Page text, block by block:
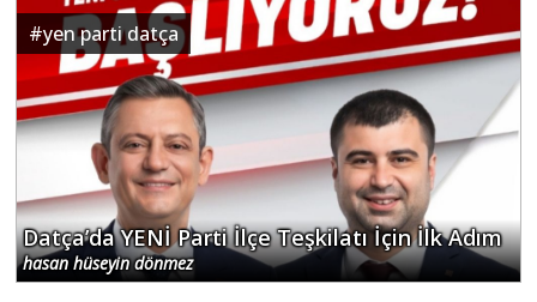
#yen parti datça
Datça’da YENİ Parti İlçe Teşkilatı İçin İlk Adım
hasan hüseyin dönmez